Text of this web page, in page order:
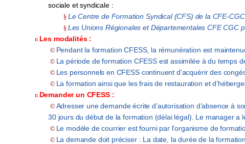
sociale et syndicale :
§ Le Centre de Formation Syndical (CFS) de la CFE-
§ Les Unions Régionales et Départementales CFE CGC
n Les modalités :
© Pendant la formation CFESS, la rémunération est
© La période deformation CFESS estassimilée à du temps
© Les personnels en CFESS continuent d’acquérirdes
© La formation ainsi que les frais de restauration et
n Demander un CFESS :
© Adresser une demande écrited’autorisation d’absenceà
30 jours dudébut de laformation (délai légal). Le manager a
© Le modèle de courrier est fourni par l’organisme de
© La demande doit préciser : La date, ladurée de la